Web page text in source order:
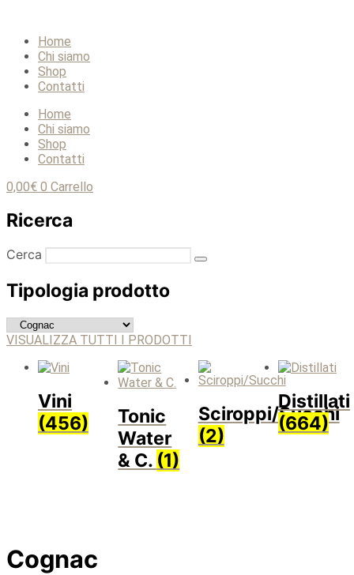
Home
Chi siamo
Shop
Contatti
Home
Chi siamo
Shop
Contatti
0,00€ 0 Carrello
Ricerca
Cerca
Tipologia prodotto
VISUALIZZA TUTTI I PRODOTTI
Vini
(456)
Tonic
Water
& C. (1)
Sciroppi/Succhi
(2)
Distillati
(664)
Cognac